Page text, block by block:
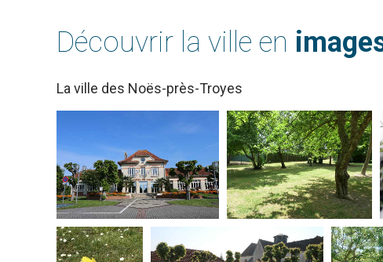
Découvrir la ville en
La ville des Noës-près-Troyes